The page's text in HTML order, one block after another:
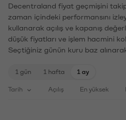
Decentraland fiyat geçmişini
zaman içindeki performansını
kullanarak açılış ve kapanış
düşük fiyatları ve işlem hacmini
Seçtiğiniz günün kuru baz
1 gün 1 hafta 1 ay
Tarih Açılış En yüksek